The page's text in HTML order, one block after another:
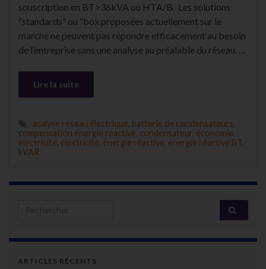
souscription en BT>36kVA ou HTA/B. Les solutions
“standards” ou “box proposées actuellement sur le
marché ne peuvent pas répondre efficacement au besoin
de l’entreprise sans une analyse au préalable du réseau. …
Lire la suite
analyse réseau électrique batterie de condensateurs
compensation énergie réactive condensateur économie
électricité électricité énergie réactive énergie réactive BT
kVAR
ARTICLES RÉCENTS